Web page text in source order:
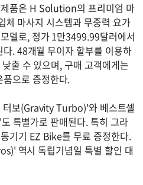
품은 H Solution의 프리미엄 마
마사지 시스템과 무중력 요가
델로, 정가 1만3499.99달러에서
. 48개월 무이자 할부를 이용하
출 수 있으며, 구매 고객에게는
으로 증정한다.
터보(Gravity Turbo)'와 베스트셀
특별가로 판매된다. 특히 그라
기기 EZ Bike를 무료 증정한다.
역시 독립기념일 특별 할인 대